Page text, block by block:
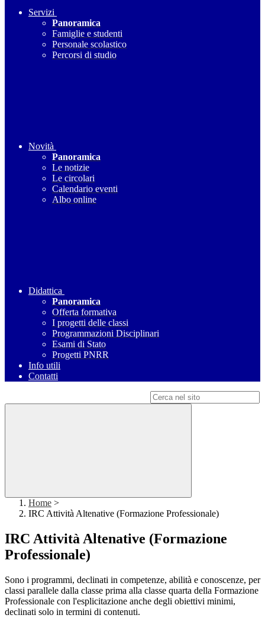
Servizi
Panoramica
Famiglie e studenti
Personale scolastico
Percorsi di studio
Novità
Panoramica
Le notizie
Le circolari
Calendario eventi
Albo online
Didattica
Panoramica
Offerta formativa
I progetti delle classi
Programmazioni Disciplinari
Esami di Stato
Progetti PNRR
Info utili
Contatti
Home >
IRC Attività Altenative (Formazione Professionale)
IRC Attività Altenative (Formazione
Professionale)
Sono i programmi, declinati in competenze, abilità e conoscenze, per
classi parallele dalla classe prima alla classe quarta della Formazione
Professionale con l'esplicitazione anche degli obiettivi minimi,
declinati solo in termini di contenuti.